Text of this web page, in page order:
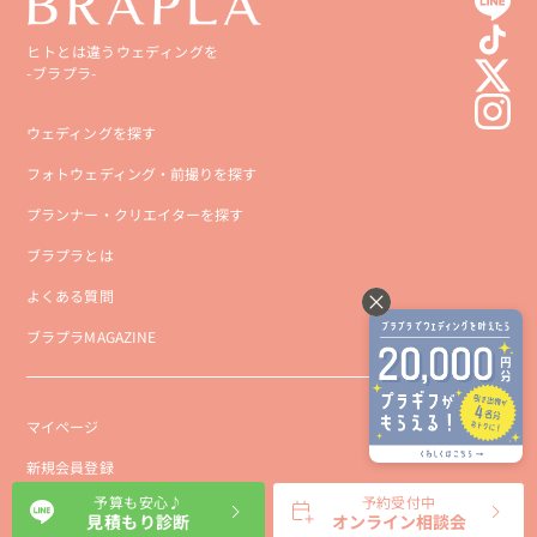
ヒトとは違うウェディングを
-ブラプラ-
ウェディングを探す
フォトウェディング・前撮りを探す
プランナー・クリエイターを探す
ブラプラとは
よくある質問
ブラプラMAGAZINE
マイページ
新規会員登録
会社概要
予算も安心♪
見積もり診断
予約受付中
オンライン相談会